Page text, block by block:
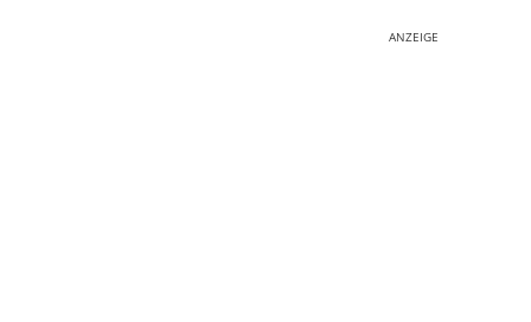
ANZEIGE